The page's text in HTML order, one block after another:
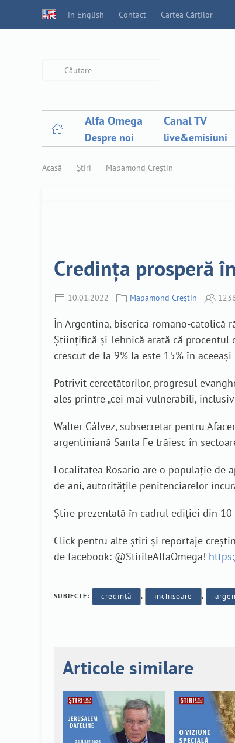
in English Contact Cartea Cărților
Alfa Omega
Despre noi
Canal TV
live&emisiuni
Acasă Știri Mapamond Creștin
Credința prosperă
10.01.2022 Mapamond Creștin
În Argentina, biserica romano-catolică
Științifică și Tehnică arată că
crescut de la 9% la este 15% în
Potrivit cercetătorilor, progresul
ales printre „cei mai vulnerabili,
Walter Gálvez, subsecretar pentru
argentiniană Santa Fe trăiesc în
Localitatea Rosario are o populație
de ani, autoritățile penitenciarelor
Știre prezentată în cadrul ediției din
Click pentru alte știri și reportaje
de facebook: @StirileAlfaOmega!
SUBIECTE: credință , inchisoare ,
Articole similare